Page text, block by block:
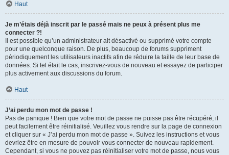
Haut
Je m’étais déjà inscrit par le passé mais ne peux à présent plus me
connecter ?!
Il est possible qu’un administrateur ait désactivé ou supprimé votre compte
pour une quelconque raison. De plus, beaucoup de forums suppriment
périodiquement les utilisateurs inactifs afin de réduire la taille de leur base de
données. Si tel était le cas, inscrivez-vous de nouveau et essayez de participer
plus activement aux discussions du forum.
Haut
J’ai perdu mon mot de passe !
Pas de panique ! Bien que votre mot de passe ne puisse pas être récupéré, il
peut facilement être réinitialisé. Veuillez vous rendre sur la page de connexion
et cliquer sur « J’ai perdu mon mot de passe ». Suivez les instructions et vous
devriez être en mesure de pouvoir vous connecter de nouveau rapidement.
Cependant, si vous ne pouvez pas réinitialiser votre mot de passe, nous vous